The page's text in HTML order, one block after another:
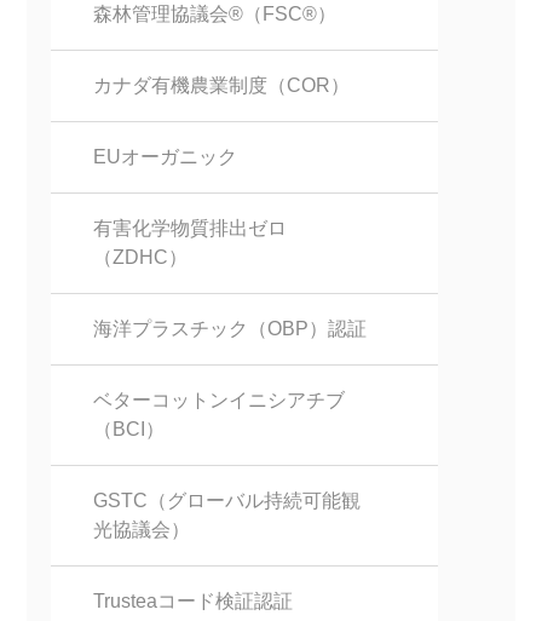
森林管理協議会®（FSC®）
カナダ有機農業制度（COR）
EUオーガニック
有害化学物質排出ゼロ
（ZDHC）
海洋プラスチック（OBP）認証
ベターコットンイニシアチブ
（BCI）
GSTC（グローバル持続可能観
光協議会）
Trusteaコード検証認証